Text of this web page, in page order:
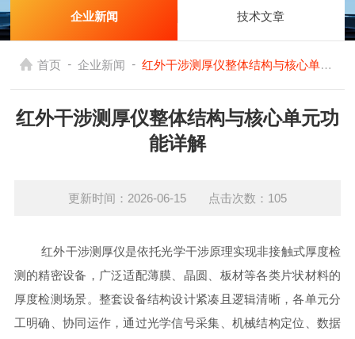
企业新闻 技术文章
首页 - 企业新闻 - 红外干涉测厚仪整体结构与核心单元功能详解
红外干涉测厚仪整体结构与核心单元功
能详解
更新时间：2026-06-15 点击次数：105
红外干涉测厚仪是依托光学干涉原理实现非接触式厚度检
测的精密设备，广泛适配薄膜、晶圆、板材等各类片状材料的
厚度检测场景。整套设备结构设计紧凑且逻辑清晰，各单元分
工明确、协同运作，通过光学信号采集、机械结构定位、数据